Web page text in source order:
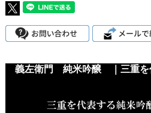
義左衛門 純米吟醸 ｜三重を